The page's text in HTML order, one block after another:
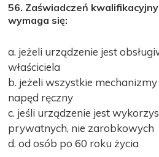
56. Zaświadczeń
wymaga się:
a. jeżeli urządzenie jest
właściciela
b. jeżeli wszystkie
napęd ręczny
c. jeśli urządzenie jest
prywatnych, nie zarobkowych
d. od osób po 60 roku życia